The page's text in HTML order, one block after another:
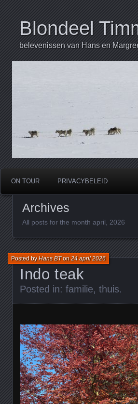
Blondeel
belevenissen van Hans en
ON TOUR PRIVACYBELEID
Archives
All posts for the month april, 2026
Indo teak
Posted byHans BTon24 april 2026
Posted in: familie, thuis.